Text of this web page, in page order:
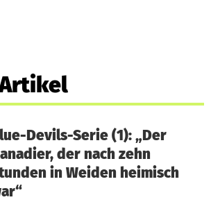
Devils-Serie (1): „Der
der nach zehn
in Weiden heimisch